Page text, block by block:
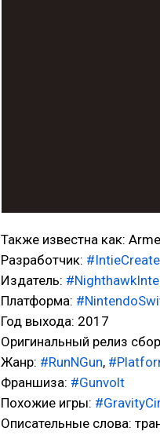
Также известна как:
Разработчик:
Издатель:
Платформа:
Год выхода: 2017
Оригинальный релиз
Жанр: #RunNGun,
Франшиза: #Gunvolt
Похожие игры:
Описательные слова: